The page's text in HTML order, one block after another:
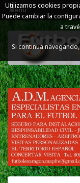
Utilizamos cookies
Puede cambiar la
a
Si continua
Menú